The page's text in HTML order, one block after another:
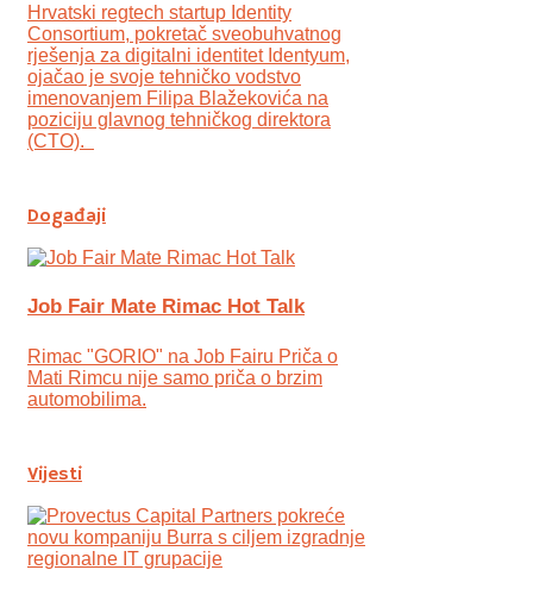
Hrvatski regtech startup Identity
Consortium, pokretač sveobuhvatnog
rješenja za digitalni identitet Identyum,
ojаčao je svoje tehničko vodstvo
imenovanjem Filipa Blažekovića na
poziciju glavnog tehničkog direktora
(CTO).
Događaji
Job Fair Mate Rimac Hot Talk
Rimac "GORIO" na Job Fairu Priča o
Mati Rimcu nije samo priča o brzim
automobilima.
Vijesti